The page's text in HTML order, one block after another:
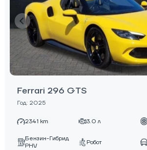
Ferrari 296 GTS
Год: 2025
2341 km 3.0 л
Бензин-Гибрид
PHV
Робот